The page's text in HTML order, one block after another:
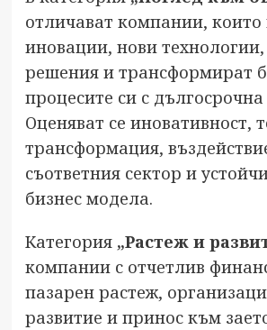
отличават компании, които
иновации, нови
решения и трансформират
процесите си с дългосрочна
Оценяват се иновативност,
трансформация,
съответния сектор и
бизнес модела.
Категория „Растеж и
компании с отчетлив
пазарен растеж,
развитие и принос към